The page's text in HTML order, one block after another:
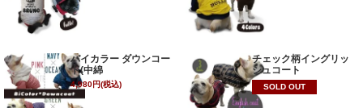
バイカラー ダウンコー
ト(中綿
4,980円(税込)
チェック柄イングリッ
シュコート
SOLD OUT